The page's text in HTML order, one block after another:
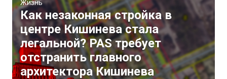
Жизнь
Как незаконная стройка в
центре Кишинева стала
легальной? PAS требует
отстранить главного
архитектора Кишинева